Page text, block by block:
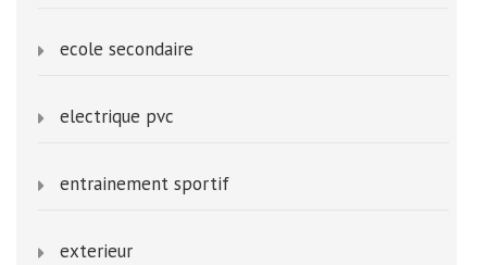
ecole secondaire
electrique pvc
entrainement sportif
exterieur